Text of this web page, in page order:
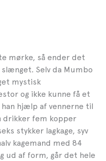
mørke, så ender det
Selv da Mumbo
mystisk
og ikke kunne få et
hjælp af vennerne til
drikker fem kopper
stykker lagkage, syv
kagemand med 84
ud af form, går det hele